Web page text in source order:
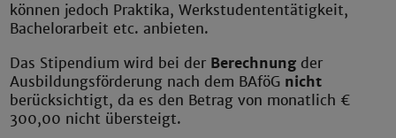
können jedoch Praktika, Werkstudententätigkeit,
Bachelorarbeit etc. anbieten.
Das Stipendium wird bei der Berechnung der
Ausbildungsförderung nach dem BAföG nicht
berücksichtigt, da es den Betrag von monatlich €
300,00 nicht übersteigt.